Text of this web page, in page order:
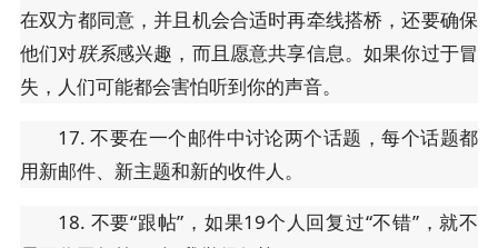
在双方都同意，并且机会合适时再牵线搭桥，还要确保
他们对联系感兴趣，而且愿意共享信息。如果你过于冒
失，人们可能都会害怕听到你的声音。
17. 不要在一个邮件中讨论两个话题，每个话题都
用新邮件、新主题和新的收件人。
18. 不要“跟帖”，如果19个人回复过“不错”，就不